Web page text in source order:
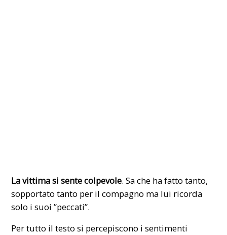
La vittima si sente colpevole. Sa che ha fatto tanto,
sopportato tanto per il compagno ma lui ricorda
solo i suoi ”peccati”.
Per tutto il testo si percepiscono i sentimenti